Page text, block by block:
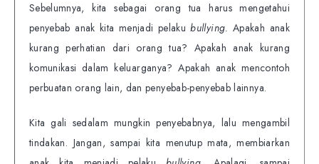
Sebelumnya, kita sebagai orang tua harus mengetahui
penyebab anak kita menjadi pelakubullying. Apakah anak
kurang perhatian dari orang tua? Apakah anak kurang
komunikasi dalam keluarganya? Apakah anak mencontoh
perbuatan orang lain, dan penyebab-penyebab lainnya.
Kita gali sedalam mungkin penyebabnya, lalu mengambil
tindakan. Jangan, sampai kita menutup mata, membiarkan